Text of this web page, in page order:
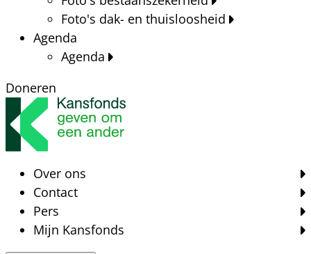
Foto's dak- en thuisloosheid
Agenda
Agenda
Doneren
Over ons
Contact
Pers
Mijn Kansfonds